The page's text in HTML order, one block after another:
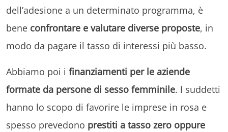
dell’adesione a un determinato programma, è
bene confrontare e valutare diverse proposte, in
modo da pagare il tasso di interessi più basso.
Abbiamo poi i finanziamenti per le aziende
formate da persone di sesso femminile. I suddetti
hanno lo scopo di favorire le imprese in rosa e
spesso prevedono prestiti a tasso zero oppure